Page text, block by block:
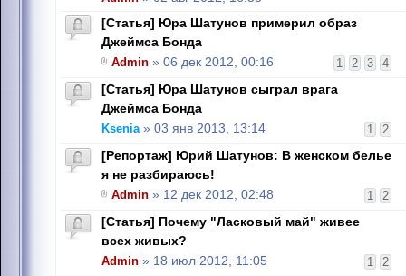
[Статья] Юра Шатунов примерил образ
Джеймса Бонда
1 2 3 4
Admin » 06 дек 2012, 00:16
[Статья] Юра Шатунов сыграл врага
Джеймса Бонда
1 2
Ksenia» 03 янв 2013, 13:14
[Репортаж] Юрий Шатунов: В женском белье
я не разбираюсь!
1 2
Admin » 12 дек 2012, 02:48
[Статья] Почему "Ласковый май" живее
всех живых?
1 2
Admin » 18 июл 2012, 11:05